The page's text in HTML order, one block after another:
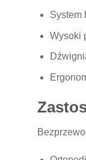
System
Wysoki